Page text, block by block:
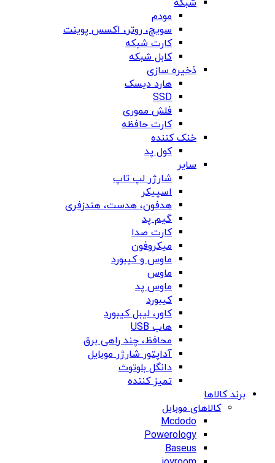
شبکه
مودم
سویچ، روتر، اکسس پوینت
کارت شبکه
کابل شبکه
ذخیره سازی
هارد دیسک
SSD
فلش مموری
کارت حافظه
خنک کننده
کول پد
سایر
شارژر لپ تاپ
اسپیکر
هدفون، هدست، هندزفری
گیم پد
کارت صدا
میکروفون
ماوس و کیبورد
ماوس
ماوس پد
کیبورد
کاور، لیبل کیبورد
هاب USB
محافظ، چند راهی برق
آداپتور شارژر موبایل
دانگل بلوتوث
تمیز کننده
برند کالاها
کالاهای موبایل
Mcdodo
Powerology
Baseus